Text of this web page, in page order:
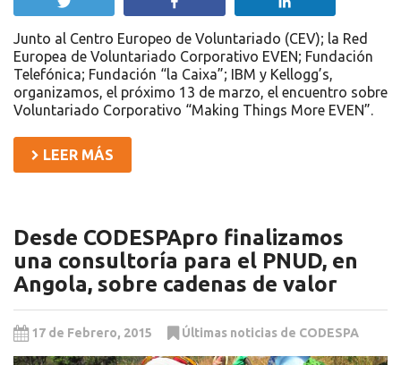
Junto al Centro Europeo de Voluntariado (CEV); la Red
Europea de Voluntariado Corporativo EVEN; Fundación
Telefónica; Fundación “la Caixa”; IBM y Kellogg’s,
organizamos, el próximo 13 de marzo, el encuentro sobre
Voluntariado Corporativo “Making Things More EVEN”.
LEER MÁS
Desde CODESPApro finalizamos
una consultoría para el PNUD, en
Angola, sobre cadenas de valor
17 de Febrero, 2015 Últimas noticias de CODESPA